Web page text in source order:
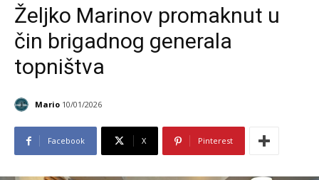
Željko Marinov promaknut u
čin brigadnog generala
topništva
Mario 10/01/2026
Facebook X Pinterest